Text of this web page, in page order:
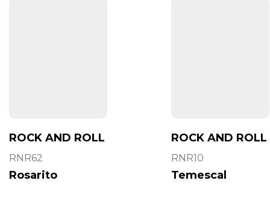
ROCK AND ROLL
RNR62
Rosarito
ROCK AND ROLL
RNR10
Temescal